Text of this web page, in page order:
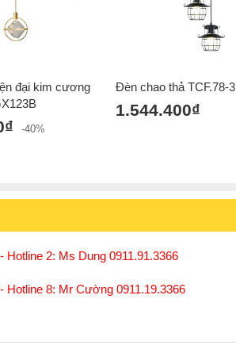
đại kim cương
-40%
Đèn chao thả TCF.78-3
1.544.400₫
Hotline 2: Ms Dung 0911.91.3366
Hotline 8: Mr Cường 0911.19.3366